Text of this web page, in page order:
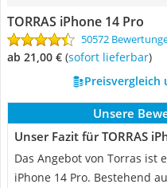
TORRAS iPhone 14 Pro
50572
ab 21,00 € ( Sofort lieferbar)
Preisvergleich
Unsere
Unser Fazit für TORRAS
Das Angebot von Torras ist
iPhone 14 Pro. Bestehend